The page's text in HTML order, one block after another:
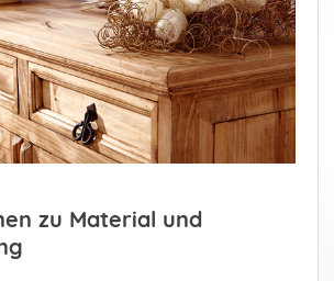
zu Material und